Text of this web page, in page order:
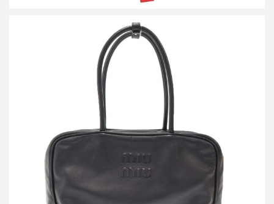
ミュウミュウ BEAU レザー ボー バッグ
買取金額144,000円
詳しく見る